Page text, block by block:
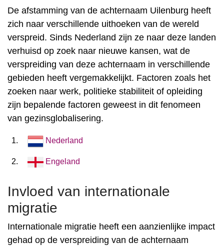
De afstamming van de achternaam Uilenburg heeft
zich naar verschillende uithoeken van de wereld
verspreid. Sinds Nederland zijn ze naar deze landen
verhuisd op zoek naar nieuwe kansen, wat de
verspreiding van deze achternaam in verschillende
gebieden heeft vergemakkelijkt. Factoren zoals het
zoeken naar werk, politieke stabiliteit of opleiding
zijn bepalende factoren geweest in dit fenomeen
van gezinsglobalisering.
Nederland
Engeland
Invloed van internationale
migratie
Internationale migratie heeft een aanzienlijke impact
gehad op de verspreiding van de achternaam